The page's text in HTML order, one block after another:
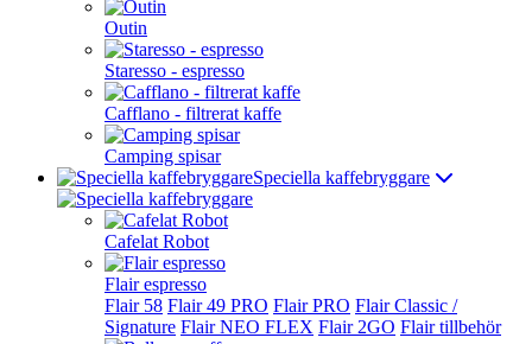
Outin
Staresso - espresso
Cafflano - filtrerat kaffe
Camping spisar
Speciella kaffebryggare
Cafelat Robot
Flair espresso
Flair 58 Flair 49 PRO Flair PRO Flair Classic /
Signature Flair NEO FLEX Flair 2GO Flair tillbehör